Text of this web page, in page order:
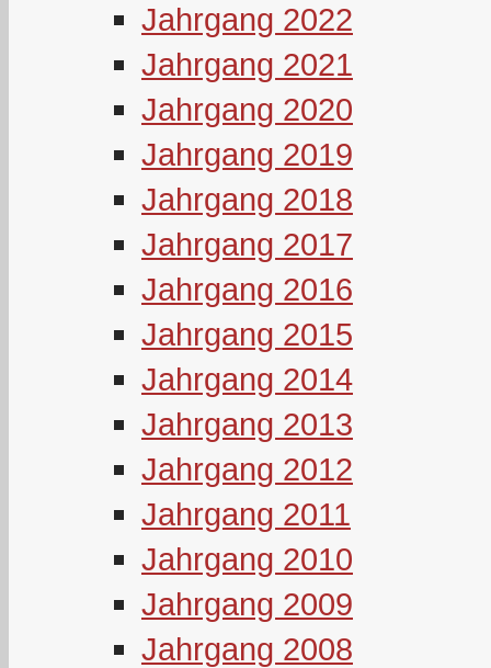
Jahrgang 2022
Jahrgang 2021
Jahrgang 2020
Jahrgang 2019
Jahrgang 2018
Jahrgang 2017
Jahrgang 2016
Jahrgang 2015
Jahrgang 2014
Jahrgang 2013
Jahrgang 2012
Jahrgang 2011
Jahrgang 2010
Jahrgang 2009
Jahrgang 2008